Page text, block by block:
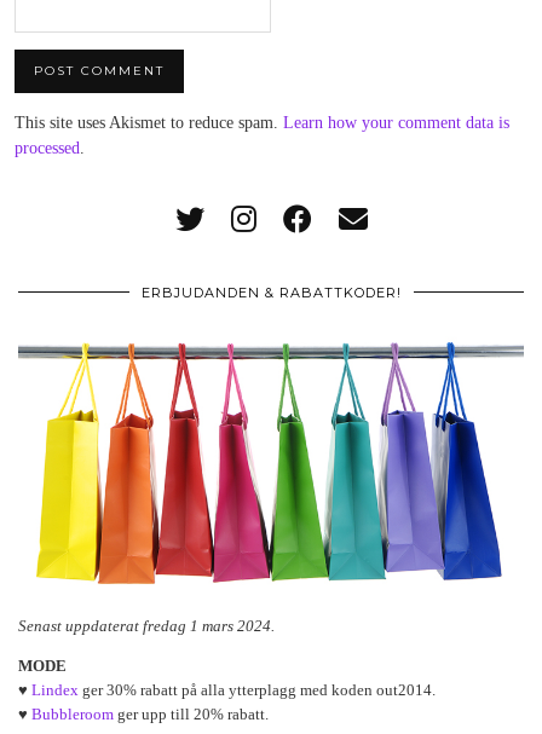
This site uses Akismet to reduce spam. Learn how your comment data is
processed
ERBJUDANDEN & RABATTKODER!
Senast uppdaterat fredag 1 mars 2024.
MODE
♥ Lindex ger 30% rabatt på alla ytterplagg med koden out2014.
♥ Bubbleroom ger upp till 20% rabatt.